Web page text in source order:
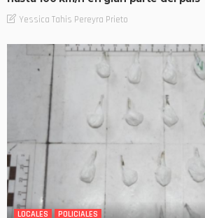
Yessica Tahis Pereyra Prieto
LOCALES POLICIALES